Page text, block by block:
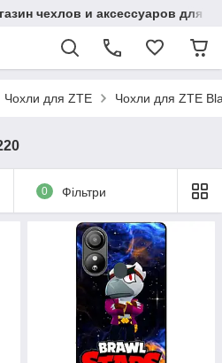
чехлов и аксессуаров для
Чохли для ZTE Чохли для ZTE
0 Фільтри